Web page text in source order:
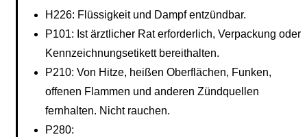
H226: Flüssigkeit und Dampf entzündbar.
P101: Ist ärztlicher Rat erforderlich, Verpackung oder
Kennzeichnungsetikett bereithalten.
P210: Von Hitze, heißen Oberflächen, Funken,
offenen Flammen und anderen Zündquellen
fernhalten. Nicht rauchen.
P280: